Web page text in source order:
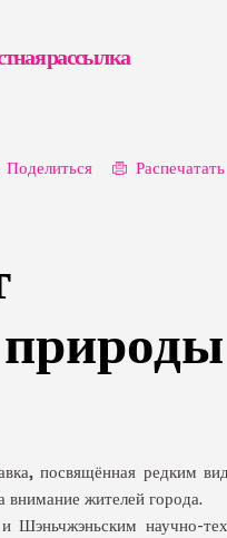
Поделиться Распечатать
посвящённая редким
внимание жителей города.
Шэньчжэньским научно-
рассылка